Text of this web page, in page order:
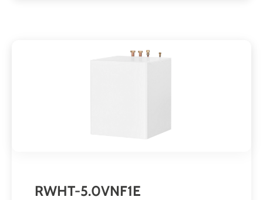
RWHT-5.0VNF1E